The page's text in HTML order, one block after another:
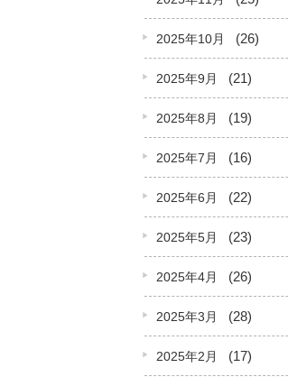
2025年10月 (26)
2025年9月 (21)
2025年8月 (19)
2025年7月 (16)
2025年6月 (22)
2025年5月 (23)
2025年4月 (26)
2025年3月 (28)
2025年2月 (17)